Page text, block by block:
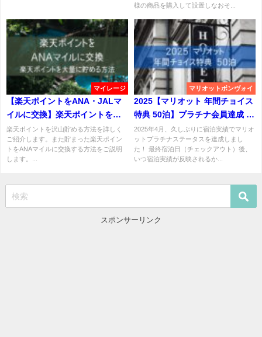
様の商品を購入して設置しなおそ...
マイレージ
【楽天ポイントをANA・JALマ
イルに交換】楽天ポイントを大
量に貯める方法
楽天ポイントを沢山貯める方法を詳しく
ご紹介します。また貯まった楽天ポイン
トをANAマイルに交換する方法をご説明
します。...
マリオットボンヴォイ
2025【マリオット 年間チョイス
特典 50泊】プラチナ会員達成 い
つ反映される？
2025年4月、久しぶりに宿泊実績でマリオ
ットプラチナステータスを達成しまし
た！ 最終宿泊日（チェックアウト）後、
いつ宿泊実績が反映されるか...
スポンサーリンク